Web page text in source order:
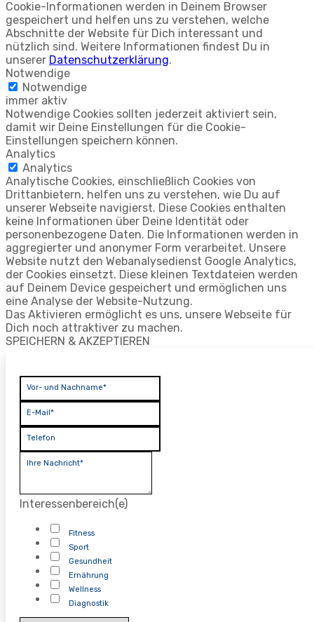
Cookie-Informationen werden in Deinem Browser
gespeichert und helfen uns zu verstehen, welche
Abschnitte der Website für Dich interessant und
nützlich sind. Weitere Informationen findest Du in
unserer Datenschutzerklärung.
Notwendige
Notwendige
immer aktiv
Notwendige Cookies sollten jederzeit aktiviert sein,
damit wir Deine Einstellungen für die Cookie-
Einstellungen speichern können.
Analytics
Analytics
Analytische Cookies, einschließlich Cookies von
Drittanbietern, helfen uns zu verstehen, wie Du auf
unserer Webseite navigierst. Diese Cookies enthalten
keine Informationen über Deine Identität oder
personenbezogene Daten. Die Informationen werden in
aggregierter und anonymer Form verarbeitet. Unsere
Website nutzt den Webanalysedienst Google Analytics,
der Cookies einsetzt. Diese kleinen Textdateien werden
auf Deinem Device gespeichert und ermöglichen uns
eine Analyse der Website-Nutzung.
Das Aktivieren ermöglicht es uns, unsere Webseite für
Dich noch attraktiver zu machen.
SPEICHERN & AKZEPTIEREN
Vor- und Nachname*
E-Mail*
Telefon
Ihre Nachricht*
Interessenbereich(e)
Fitness
Sport
Gesundheit
Ernährung
Wellness
Diagnostik